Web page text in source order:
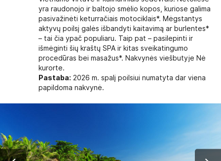
yra raudonojo ir baltojo smėlio kopos, kuriose galima
pasivažinėti keturračiais motociklais*. Mėgstantys
aktyvų poilsį galės išbandyti kaitavimą ar burlentes*
– tai čia ypač populiaru. Taip pat – pasilepinti ir
išmėginti šių kraštų SPA ir kitas sveikatingumo
procedūras bei masažus*. Nakvynės viešbutyje Nė
kurorte.
Pastaba: 2026 m. spalį poilsiui numatyta dar viena
papildoma nakvynė.